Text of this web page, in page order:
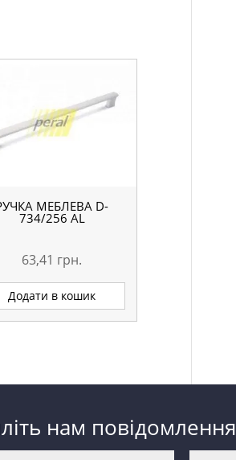
МЕБЛЕВА D-
734/256 AL
63,41 грн.
Додати в кошик
нам повідомлення